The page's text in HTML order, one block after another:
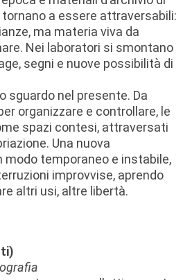
tornano a essere attraversabili:
ma materia viva da
Nei laboratori si smontano
segni e nuove possibilità di
sguardo nel presente. Da
organizzare e controllare, le
spazi contesi, attraversati
Una nuova
modo temporaneo e instabile,
improvvise, aprendo
altri usi, altre libertà.